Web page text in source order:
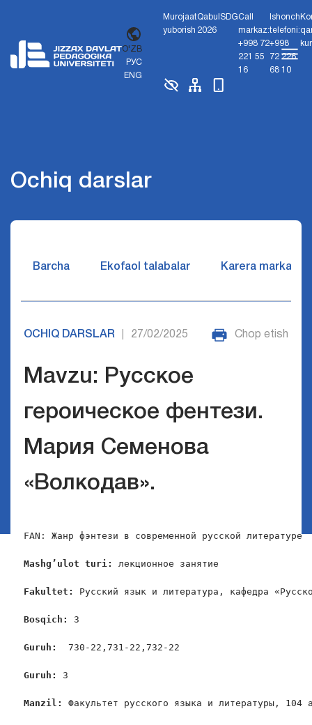
O'ZB
РУС
ENG
Murojaat
yuborish
Qabul
2026
SDGCall
markaz:
+998 72
221 55
16
Ishonch
telefoni:
+998
72 226
68 10
Ochiq darslar
Barcha Ekofaol talabalar Karera markazi
OCHIQ DARSLAR 27/02/2025 Chop etish
Mavzu: Русское
героическое фентези.
Мария Семенова
«Волкодав».
FAN: Жанр фэнтези в современной русской литературе
Mashg ’ ulot turi: лекционное занятие
Fakultet : Русский язык и литература, кафедра
Bosqich : 3
Guruh : 730-22,731-22,732-22
Guruh : 3
Manzil : Факультет русского языка и литературы, 104